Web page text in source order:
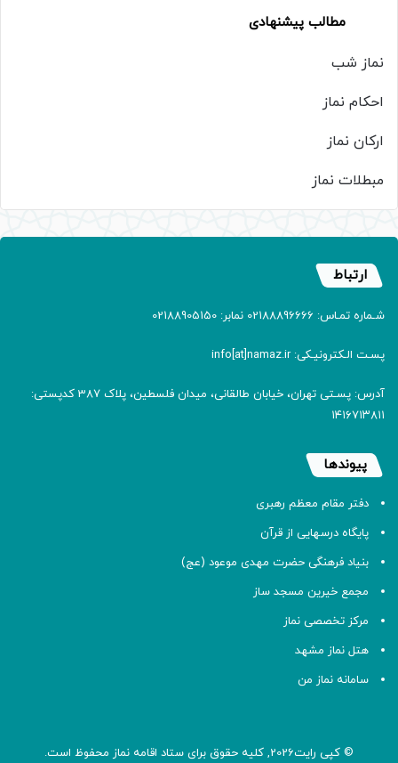
مطالب پیشنهادی
نماز شب
احکام نماز
ارکان نماز
مبطلات نماز
ارتباط
شـماره تمـاس: 02188896666 نمابر: 02188905150
پسـت الـکترونیـکی: info[at]namaz.ir
آدرس: پسـتی تهران، خیابان طالقانی، میدان فلسطین، پلاک 387 کدپستی:
۱۴۱۶۷۱۳۸۱۱
پیوندها
دفتر مقام معظم رهبری
پایگاه درسهایی از قرآن
بنیاد فرهنگی حضرت مهدی موعود (عج)
مجمع خیرین مسجد ساز
مرکز تخصصی نماز
هتل نماز مشهد
سامانه نماز من
© کپی رایت2026, کلیه حقوق برای ستاد اقامه نماز محفوظ است.